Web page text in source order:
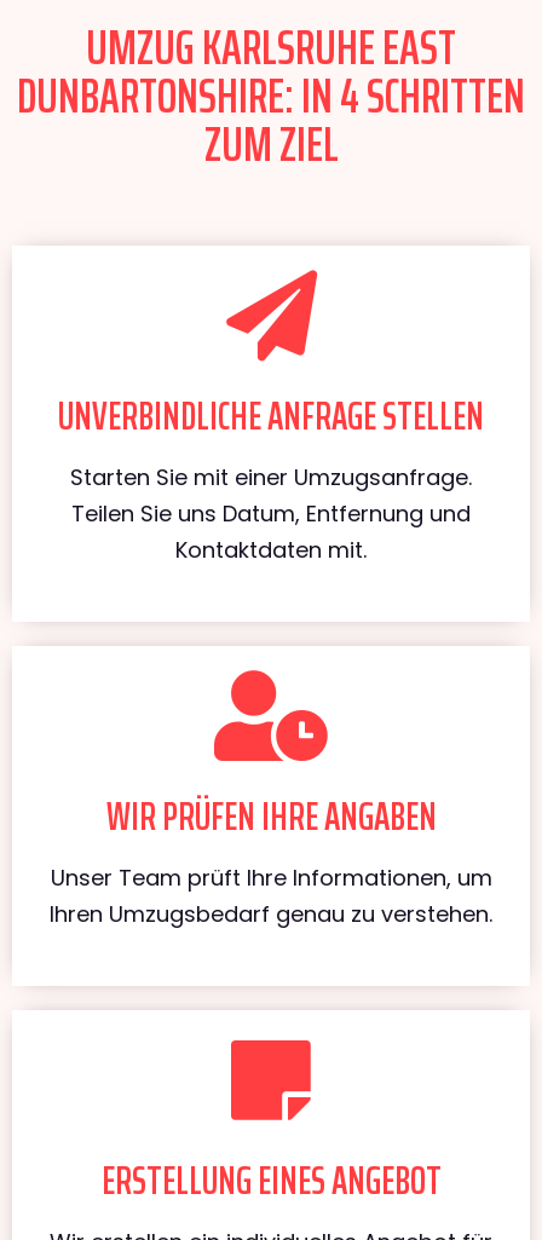
UMZUG KARLSRUHE EAST
DUNBARTONSHIRE: IN 4 SCHRITTEN
ZUM ZIEL
UNVERBINDLICHE ANFRAGE STELLEN
Starten Sie mit einer Umzugsanfrage.
Teilen Sie uns Datum, Entfernung und
Kontaktdaten mit.
WIR PRÜFEN IHRE ANGABEN
Unser Team prüft Ihre Informationen, um
Ihren Umzugsbedarf genau zu verstehen.
ERSTELLUNG EINES ANGEBOT